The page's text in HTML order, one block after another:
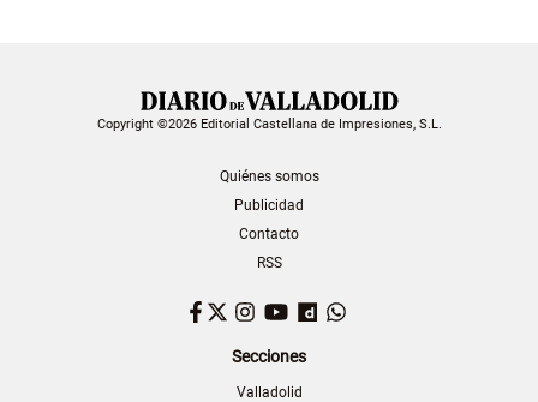
Copyright ©2026 Editorial Castellana de Impresiones, S.L.
Quiénes somos
Publicidad
Contacto
RSS
Facebook
TwitterInstagram
YouTubeDailymotion
Secciones
Valladolid